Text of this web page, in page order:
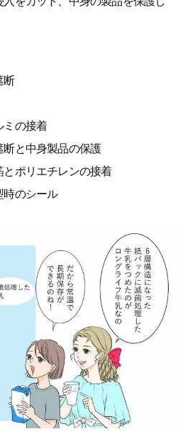
断
の接着
と中身製品の保護
ポリエチレンの接着
のシール